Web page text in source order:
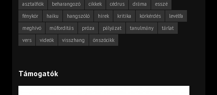
asztalfiók beharangozó cikkek cédrus dráma
esszé
fénykör
haiku hangszóló hírek kritika körkérdés
levélfa
meghívó
műfordítás próza pályázat tanulmány
tárlat
vers
videók visszhang önszócikk
Támogatók